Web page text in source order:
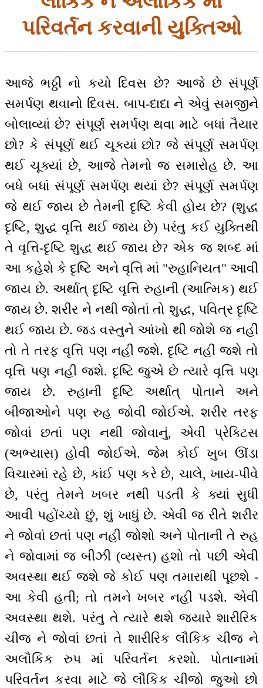
પરિવર્તન કરવાની યુક્તિઓ
આજે ભઠ્ઠી નો કયો દિવસ છે? આજે છે સંપૂર્ણ
સમર્પણ થવાનો દિવસ. બાપ-દાદા ને એવું સમજીને
બોલાવ્યાં છે? સંપૂર્ણ સમર્પણ થવા માટે બધાં તૈયાર
છો? કે સંપૂર્ણ થઈ ચૂક્યાં છો? જે સંપૂર્ણ સમર્પણ
થઈ ચૂક્યાં છે, આજે તેમનો જ સમારોહ છે. આ
બધે બધાં સંપૂર્ણ સમર્પણ થયાં છે? સંપૂર્ણ સમર્પણ
જે થઈ જાય છે તેમની દૃષ્ટિ કેવી હોય છે? (શુદ્ધ
દૃષ્ટિ, શુદ્ધ વૃત્તિ થઈ જાય છે) પરંતુ કઈ યુક્તિથી
તે વૃત્તિ-દૃષ્ટિ શુદ્ધ થઈ જાય છે? એક જ શબ્દ માં
આ કહેશે કે દૃષ્ટિ અને વૃત્તિ માં "રુહાનિયત" આવી
જાય છે. અર્થાત્ દૃષ્ટિ વૃત્તિ રુહાની (આત્મિક) થઈ
જાય છે. શરીર ને નથી જોતાં તો શુદ્ધ, પવિત્ર દૃષ્ટિ
થઈ જાય છે. જડ વસ્તુને આંખો થી જોશે જ નહીં
તો તે તરફ વૃત્તિ પણ નહીં જશે. દૃષ્ટિ નહીં જશે તો
વૃત્તિ પણ નહીં જશે. દૃષ્ટિ જુએ છે ત્યારે વૃત્તિ પણ
જાય છે. રુહાની દૃષ્ટિ અર્થાત્ પોતાને અને
બીજાઓને પણ રુહ જોવી જોઈએ. શરીર તરફ
જોવાં છતાં પણ નથી જોવાનું, એવી પ્રેક્ટિસ
(અભ્યાસ) હોવી જોઈએ. જેમ કોઈ ખુબ ઊંડા
વિચારમાં રહે છે, કાંઈ પણ કરે છે, ચાલે, ખાય-પીવે
છે, પરંતુ તેમને ખબર નથી પડતી કે ક્યાં સુધી
આવી પહોંચ્યો છું, શું ખાધું છે. એવી જ રીતે શરીર
ને જોવાં છતાં પણ નહીં જોશો અને પોતાની તે રુહ
ને જોવામાં જ બીઝી (વ્યસ્ત) હશો તો પછી એવી
અવસ્થા થઈ જશે જે કોઈ પણ તમારાથી પૂછશે -
આ કેવી હતી; તો તમને ખબર નહીં પડશે. એવી
અવસ્થા થશે. પરંતુ તે ત્યારે થશે જ્યારે શારીરિક
ચીજ ને જોવાં છતાં તે શારીરિક લૌકિક ચીજ ને
અલૌકિક રુપ માં પરિવર્તન કરશો. પોતાનામાં
પરિવર્તન કરવા માટે જે લૌકિક ચીજો જુઓ છો